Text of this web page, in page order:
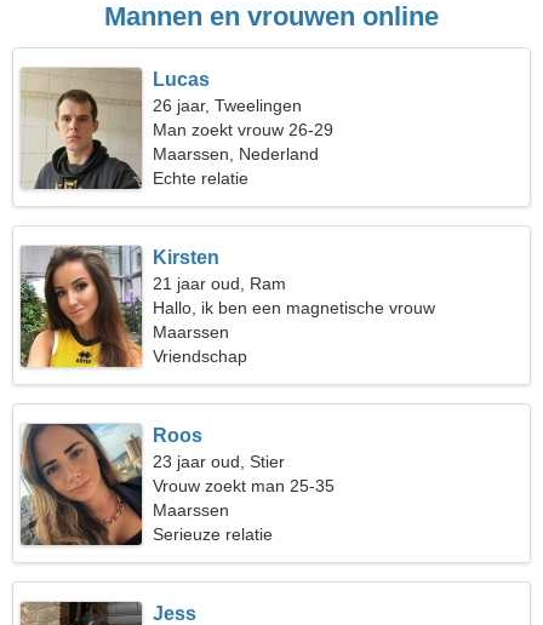
Mannen en vrouwen online
Lucas
26 jaar, Tweelingen
Man zoekt vrouw 26-29
Maarssen, Nederland
Echte relatie
Kirsten
21 jaar oud, Ram
Hallo, ik ben een magnetische vrouw
Maarssen
Vriendschap
Roos
23 jaar oud, Stier
Vrouw zoekt man 25-35
Maarssen
Serieuze relatie
Jess